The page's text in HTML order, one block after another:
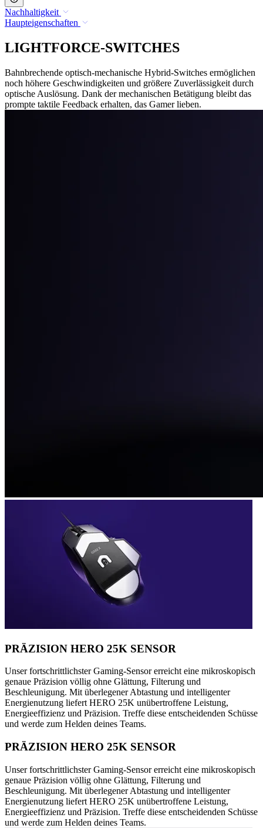
Nachhaltigkeit
Haupteigenschaften
LIGHTFORCE-SWITCHES
Bahnbrechende optisch-mechanische Hybrid-Switches ermöglichen
noch höhere Geschwindigkeiten und größere Zuverlässigkeit durch
optische Auslösung. Dank der mechanischen Betätigung bleibt das
prompte taktile Feedback erhalten, das Gamer lieben.
PRÄZISION HERO 25K SENSOR
Unser fortschrittlichster Gaming-Sensor erreicht eine mikroskopisch
genaue Präzision völlig ohne Glättung, Filterung und
Beschleunigung. Mit überlegener Abtastung und intelligenter
Energienutzung liefert HERO 25K unübertroffene Leistung,
Energieeffizienz und Präzision. Treffe diese entscheidenden Schüsse
und werde zum Helden deines Teams.
PRÄZISION HERO 25K SENSOR
Unser fortschrittlichster Gaming-Sensor erreicht eine mikroskopisch
genaue Präzision völlig ohne Glättung, Filterung und
Beschleunigung. Mit überlegener Abtastung und intelligenter
Energienutzung liefert HERO 25K unübertroffene Leistung,
Energieeffizienz und Präzision. Treffe diese entscheidenden Schüsse
und werde zum Helden deines Teams.